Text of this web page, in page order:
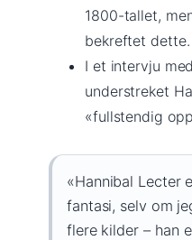
1800-tallet,
bekreftet dette.
I et intervju
understreket
«fullstendig
«Hannibal Lecter
fantasi, selv om
flere kilder – han